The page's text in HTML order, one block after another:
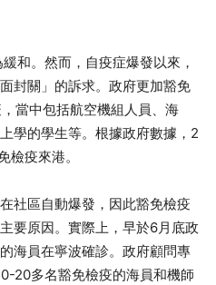
和。然而，自疫症爆發以來，
封關」的訴求。政府更加豁免
當中包括航空機組人員、海
學的學生等。根據政府數據， 2
檢疫來港。
社區自動爆發，因此豁免檢疫
要原因。實際上，早於6月底政
海員在寧波確診。政府顧問專
20多名豁免檢疫的海員和機師